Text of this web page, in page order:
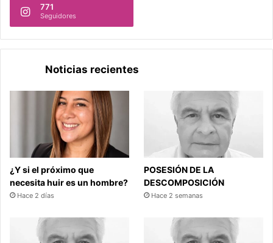
771
Seguidores
Noticias recientes
¿Y si el próximo que
necesita huir es un hombre?
Hace 2 días
POSESIÓN DE LA
DESCOMPOSICIÓN
Hace 2 semanas